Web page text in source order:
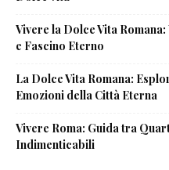
Vivere la Dolce Vita
e Fascino Eterno
La Dolce Vita Romana:
Emozioni della Città Eterna
Vivere Roma: Guida tra
Indimenticabili